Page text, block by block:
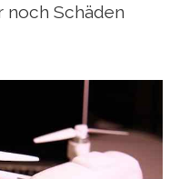
noch Schäden